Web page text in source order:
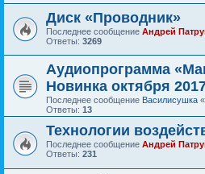
Диск «Проводник»
Последнее сообщение Андрей
Ответы: 3269
Аудиопрограмма
Новинка октября
Последнее сообщение Василисушка «
Ответы: 13
Технологии
Последнее сообщение Андрей
Ответы: 231